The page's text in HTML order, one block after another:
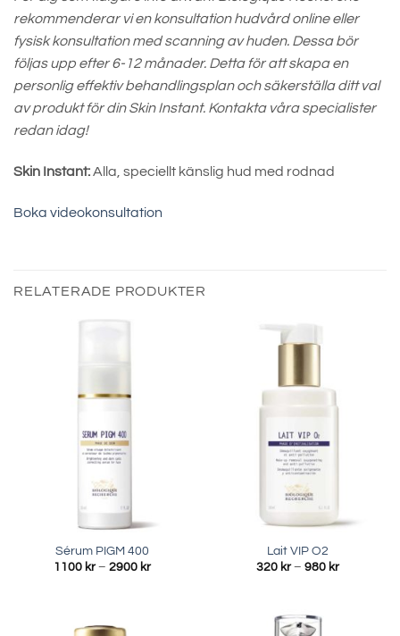
rekommenderar vi en konsultation hudvård online eller
fysisk konsultation med scanning av huden. Dessa bör
följas upp efter 6-12 månader. Detta för att skapa en
personlig effektiv behandlingsplan och säkerställa ditt val
av produkt för din Skin Instant. Kontakta våra specialister
redan idag!
Skin Instant:Alla, speciellt känslig hud med rodnad
Boka videokonsultation
RELATERADE PRODUKTER
Sérum PIGM 400
1100 kr – 2900 krPrisintervall:
Lait VIP O2
320 kr – 980 kr